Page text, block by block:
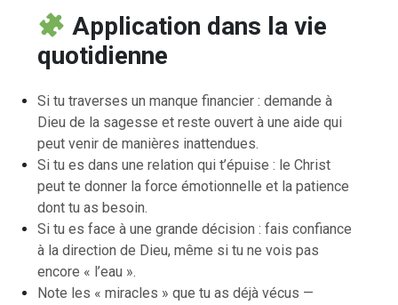
Application dans la vie
quotidienne
Si tu traverses un manque financier : demande à
Dieu de la sagesse et reste ouvert à une aide qui
peut venir de manières inattendues.
Si tu es dans une relation qui t’épuise : le Christ
peut te donner la force émotionnelle et la patience
dont tu as besoin.
Si tu es face à une grande décision : fais confiance
à la direction de Dieu, même si tu ne vois pas
encore « l’eau ».
Note les « miracles » que tu as déjà vécus —